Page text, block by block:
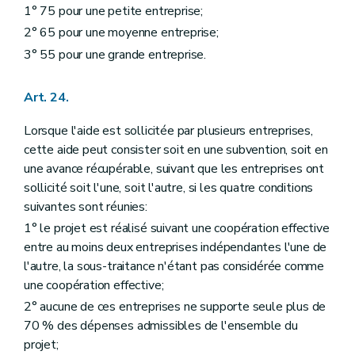
1° 75 pour une petite entreprise;
2° 65 pour une moyenne entreprise;
3° 55 pour une grande entreprise.
Art. 24.
Lorsque l'aide est sollicitée par plusieurs entreprises,
cette aide peut consister soit en une subvention, soit en
une avance récupérable, suivant que les entreprises ont
sollicité soit l'une, soit l'autre, si les quatre conditions
suivantes sont réunies:
1° le projet est réalisé suivant une coopération effective
entre au moins deux entreprises indépendantes l'une de
l'autre, la sous-traitance n'étant pas considérée comme
une coopération effective;
2° aucune de ces entreprises ne supporte seule plus de
70 % des dépenses admissibles de l'ensemble du
projet;